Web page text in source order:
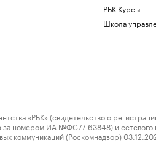
РБК Курсы
Школа
«РБК» (свидетельство о
номером ИА №ФС77-63848) и сетевого
коммуникаций (Роскомнадзор)